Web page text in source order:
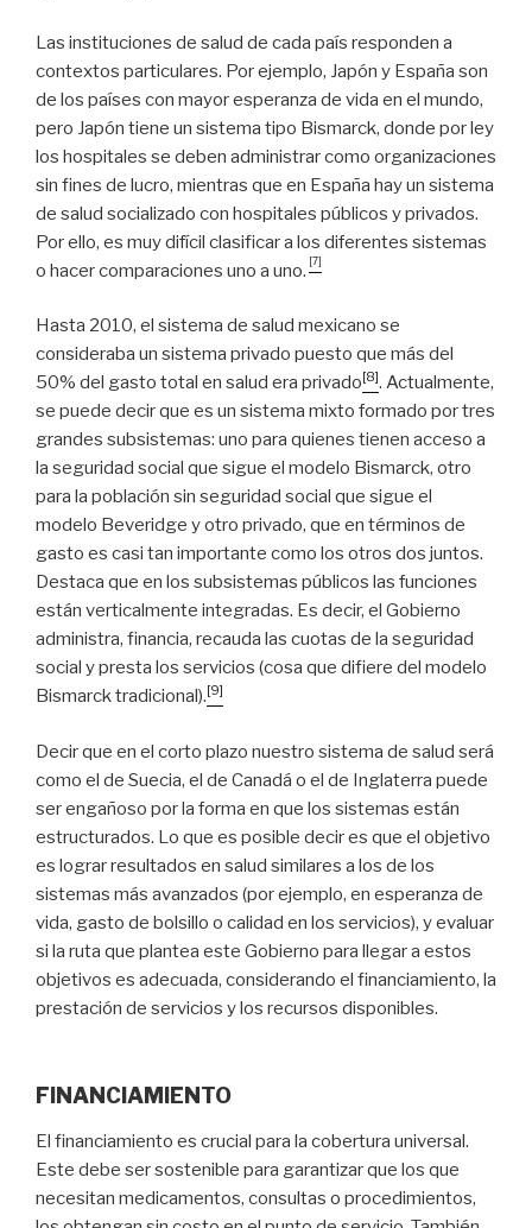
Las instituciones de salud de cada país responden a
contextos particulares. Por ejemplo, Japón y España son
de los países con mayor esperanza de vida en el mundo,
pero Japón tiene un sistema tipo Bismarck, donde por ley
los hospitales se deben administrar como organizaciones
sin fines de lucro, mientras que en España hay un sistema
de salud socializado con hospitales públicos y privados.
Por ello, es muy difícil clasificar a los diferentes sistemas
o hacer comparaciones uno a uno. [7]
Hasta 2010, el sistema de salud mexicano se
consideraba un sistema privado puesto que más del
50% del gasto total en salud era privado[8]. Actualmente,
se puede decir que es un sistema mixto formado por tres
grandes subsistemas: uno para quienes tienen acceso a
la seguridad social que sigue el modelo Bismarck, otro
para la población sin seguridad social que sigue el
modelo Beveridge y otro privado, que en términos de
gasto es casi tan importante como los otros dos juntos.
Destaca que en los subsistemas públicos las funciones
están verticalmente integradas. Es decir, el Gobierno
administra, financia, recauda las cuotas de la seguridad
social y presta los servicios (cosa que difiere del modelo
Bismarck tradicional).[9]
Decir que en el corto plazo nuestro sistema de salud será
como el de Suecia, el de Canadá o el de Inglaterra puede
ser engañoso por la forma en que los sistemas están
estructurados. Lo que es posible decir es que el objetivo
es lograr resultados en salud similares a los de los
sistemas más avanzados (por ejemplo, en esperanza de
vida, gasto de bolsillo o calidad en los servicios), y evaluar
si la ruta que plantea este Gobierno para llegar a estos
objetivos es adecuada, considerando el financiamiento, la
prestación de servicios y los recursos disponibles.
FINANCIAMIENTO
El financiamiento es crucial para la cobertura universal.
Este debe ser sostenible para garantizar que los que
necesitan medicamentos, consultas o procedimientos,